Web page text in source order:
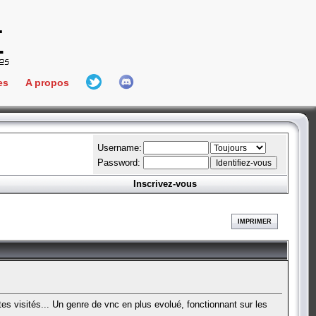
Connect
A propos
L'équipe
Hall Of Fame
Username:
Password:
Inscrivez-vous
IMPRIMER
visités... Un genre de vnc en plus evolué, fonctionnant sur les